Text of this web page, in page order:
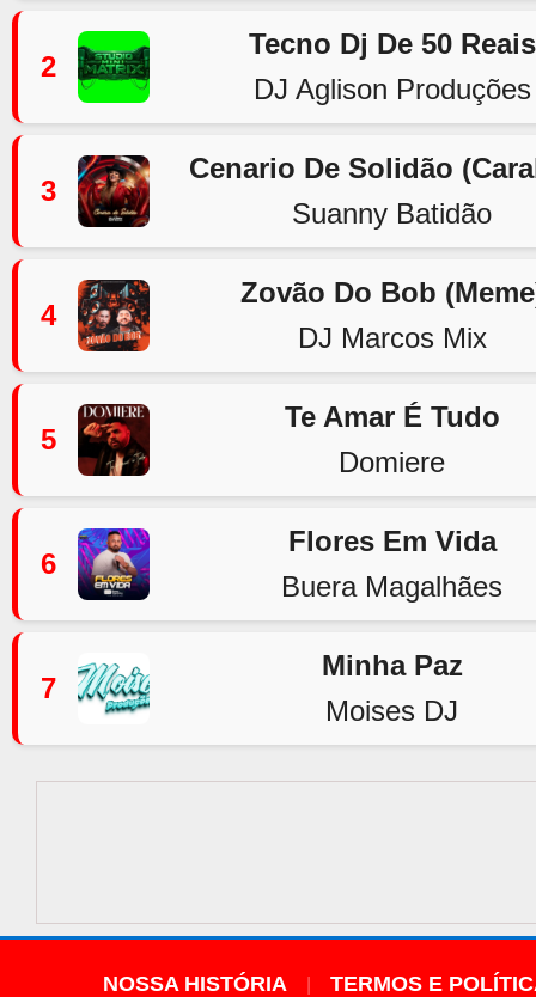
2
Tecno Dj De 50 Reais
DJ Aglison Produções
3
Cenario De Solidão
Suanny Batidão
4
Zovão Do Bob
DJ Marcos Mix
5
Te Amar É Tudo
Domiere
6
Flores Em Vida
Buera Magalhães
7
Minha Paz
Moises DJ
NOSSA HISTÓRIA TERMOS E